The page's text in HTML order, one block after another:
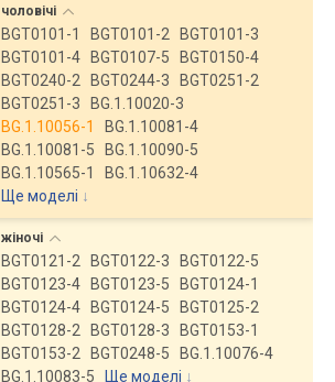
чоловічі
BGT0101-1 BGT0101-2
BGT0101-3
BGT0101-4
BGT0107-5
BGT0150-4
BGT0240-2
BGT0244-3
BGT0251-2
BGT0251-3
BG.1.10020-3
BG.1.10056-1
BG.1.10081-4
BG.1.10081-5
BG.1.10090-5
BG.1.10565-1
BG.1.10632-4
Ще моделі ↓
жіночі
BGT0121-2 BGT0122-3
BGT0122-5
BGT0123-4
BGT0123-5
BGT0124-1
BGT0124-4
BGT0124-5
BGT0125-2
BGT0128-2
BGT0128-3
BGT0153-1
BGT0153-2
BGT0248-5
BG.1.10076-4
BG.1.10083-5
Ще моделі ↓